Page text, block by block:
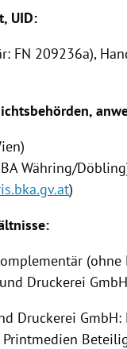
UID:
FN 209236a),
Währing/
)
Druckerei GmbH
Druckerei